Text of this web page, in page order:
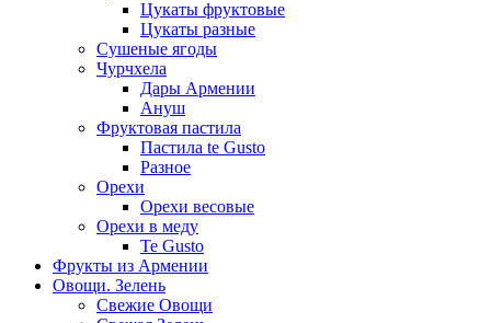
Цукаты фруктовые
Цукаты разные
Сушеные ягоды
Чурчхела
Дары Армении
Ануш
Фруктовая пастила
Пастила te Gusto
Разное
Орехи
Орехи весовые
Орехи в меду
Te Gusto
Фрукты из Армении
Овощи. Зелень
Свежие Овощи